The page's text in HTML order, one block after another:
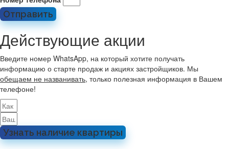
Отправить
Действующие акции
Введите номер WhatsApp, на который хотите получать
информацию о старте продаж и акциях застройщиков. Мы
обещаем не названивать, только полезная информация в Вашем
телефоне!
Узнать наличие квартиры